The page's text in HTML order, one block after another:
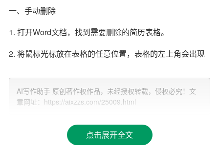
一、手动删除
1. 打开Word文档，找到需要删除的简历表格。
2. 将鼠标光标放在表格的任意位置，表格的左上角会出现
3. 点击表格图标，选中整个表格。
5. 如果表格中有多余的行或列，可以将鼠标光标放在行或
列的边缘，当光标变成黑色箭头时，按下鼠标左键并拖
AI写作助手 原创著作权作品，未经授权转载，侵权必究！文
章网址：https://aixzzs.com/25009.html
点击展开全文